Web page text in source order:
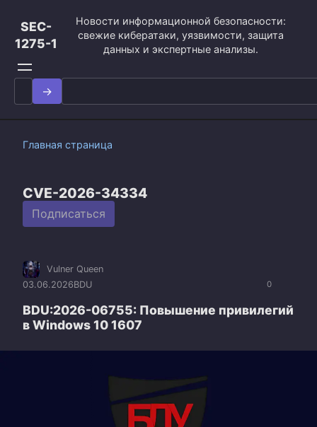
контенту
SEC-
1275-1
Новости информационной безопасности:
свежие кибератаки, уязвимости, защита
данных и экспертные анализы.
Search
for:
Главная страница
CVE-2026-34334
Подписаться
0
Vulner Queen
03.06.2026BDU
BDU:2026-06755: Повышение привилегий
в Windows 10 1607